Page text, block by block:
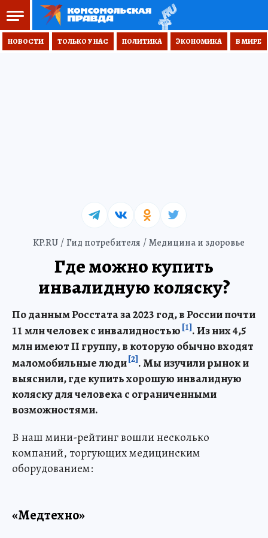
НОВОСТИ ТОЛЬКО У НАС ПОЛИТИКА ЭКОНОМИКА В МИРЕ
KP.RU Гид потребителя Медицина и здоровье
Где можно купить
инвалидную коляску?
По данным Росстата за 2023 год, в России почти
11 млн человек с инвалидностью[1]. Из них 4,5
млн имеют II группу, в которую обычно входят
маломобильные люди[2]. Мы изучили рынок и
выяснили, где купить хорошую инвалидную
коляску для человека с ограниченными
возможностями.
В наш мини-рейтинг вошли несколько
компаний, торгующих медицинским
оборудованием:
«Медтехно»